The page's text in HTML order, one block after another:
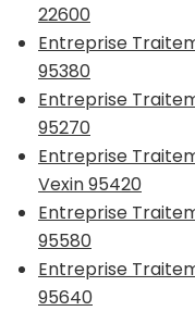
22600
Entreprise
95380
Entreprise
95270
Entreprise
Vexin 95420
Entreprise
95580
Entreprise
95640